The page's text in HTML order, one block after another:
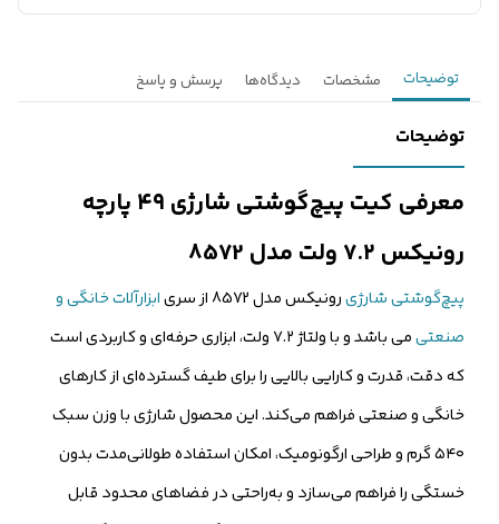
توضیحات مشخصات دیدگاه‌ها پرسش و پاسخ
توضیحات
معرفی کیت پیچ‌گوشتی شارژی ۴۹ پارچه
رونیکس ۷.۲ ولت مدل 8572
پیچ‌گوشتی شارژیرونیکس مدل 8572 از سری
ابزارآلات خانگی و
صنعتی
می باشد و با ولتاژ ۷.۲ ولت، ابزاری حرفه‌ای و کاربردی است
که دقت، قدرت و کارایی بالایی را برای طیف گسترده‌ای از کارهای
خانگی و صنعتی فراهم می‌کند. این محصول شارژی با وزن سبک
۵۴۰ گرم و طراحی ارگونومیک، امکان استفاده طولانی‌مدت بدون
خستگی را فراهم می‌سازد و به‌راحتی در فضاهای محدود قابل